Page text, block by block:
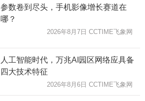
参数卷到尽头，手机影像增长赛道在
哪？
2026年8月7日 CCTIME飞象网
人工智能时代，万兆AI园区网络应具备
四大技术特征
2026年8月6日 CCTIME飞象网